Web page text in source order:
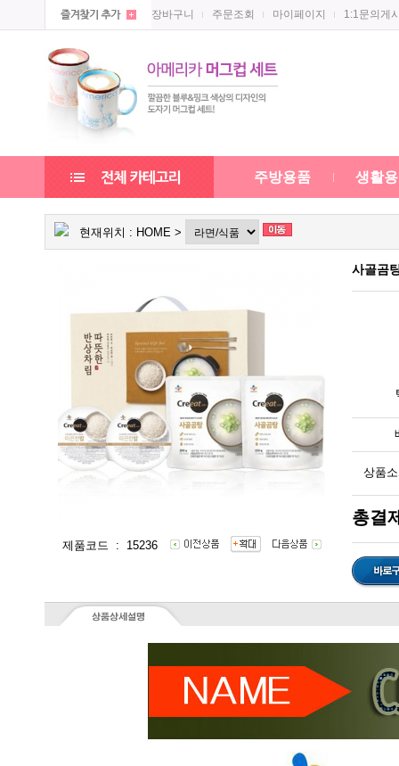
장바구니 주문조회 마이페이지 1:1문의게
주방용품 생활
현재위치 : HOME >
제품코드 : 15236
사골곰
상품
총결